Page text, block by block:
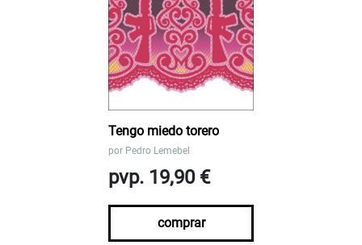
Tengo miedo torero
por Pedro Lemebel
pvp. 19,90 €
comprar